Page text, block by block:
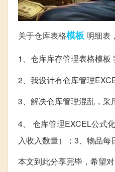
关于仓库表格模板 明细表
1、仓库库存管理表格模板
2、我设计有仓库管理
3、解决仓库管理混乱，采
4、 仓库管理EXCEL公式
入收入数量）；3、物品每
本文到此分享完毕，希望对